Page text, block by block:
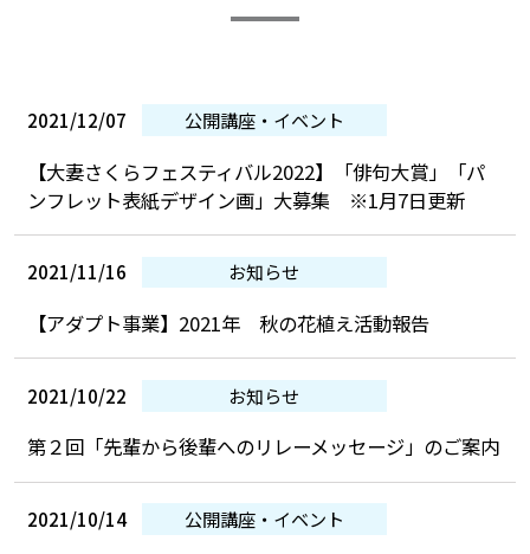
2021/12/07 公開講座・イベント
【大妻さくらフェスティバル2022】「俳句大賞」「パ
ンフレット表紙デザイン画」大募集 ※1月7日更新
2021/11/16 お知らせ
【アダプト事業】2021年 秋の花植え活動報告
2021/10/22 お知らせ
第２回「先輩から後輩へのリレーメッセージ」のご案内
2021/10/14 公開講座・イベント